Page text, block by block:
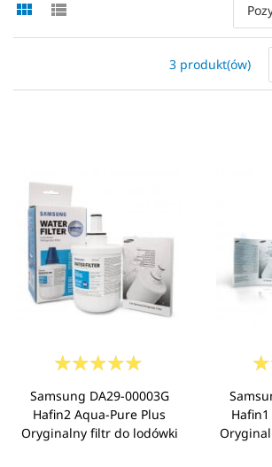
3 produkt(ów)
Samsung DA29-00003G
Hafin2 Aqua-Pure Plus
Oryginalny filtr do lodówki